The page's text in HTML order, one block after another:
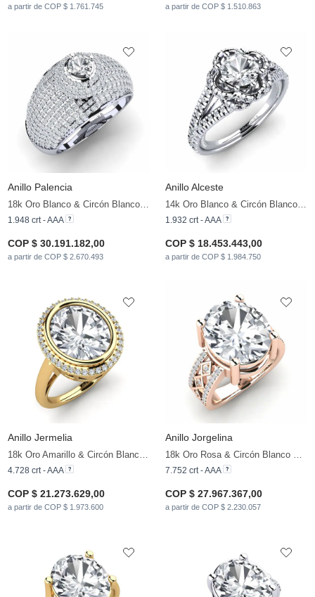
a partir de COP $ 1.761.745 a partir de COP $ 1.510.863
Anillo Palencia
18k Oro Blanco & Circón Blanco & Diamante
1.948 crt - AAA
COP $ 30.191.182,00
a partir de COP $ 2.670.493
Anillo Alceste
14k Oro Blanco & Circón Blanco & Diamante
1.932 crt - AAA
COP $ 18.453.443,00
a partir de COP $ 1.984.750
Anillo Jermelia
18k Oro Amarillo & Circón Blanco & Diamante
4.728 crt - AAA
COP $ 21.273.629,00
a partir de COP $ 1.973.600
Anillo Jorgelina
18k Oro Rosa & Circón Blanco & Diamante
7.752 crt - AAA
COP $ 27.967.367,00
a partir de COP $ 2.230.057